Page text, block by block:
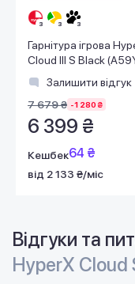
Гарнітура ігрова
Cloud III S Black
Залишити відгук
7 679 ₴ -1 280 ₴
6 399 ₴
Кешбек64 ₴
від 2 133 ₴/міс
Відгуки та
HyperX Cloud